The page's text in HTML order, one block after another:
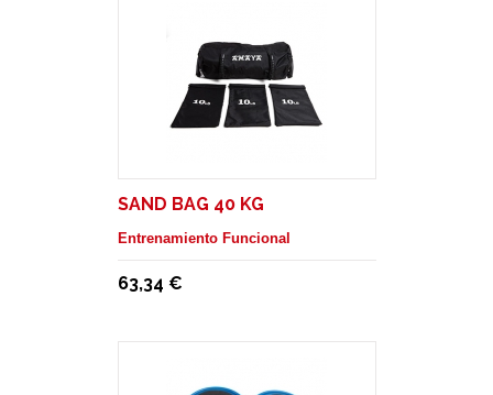
SAND BAG 40 KG
Entrenamiento Funcional
63,34 €